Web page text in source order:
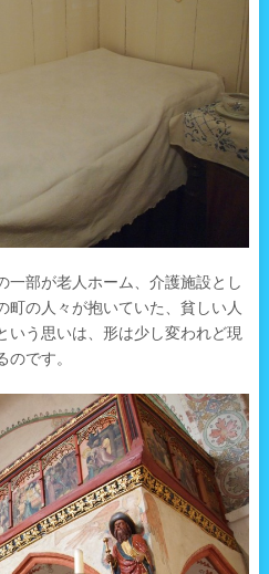
一部が老人ホーム、介護施設とし
町の人々が抱いていた、貧しい人
いう思いは、形は少し変われど現
です。